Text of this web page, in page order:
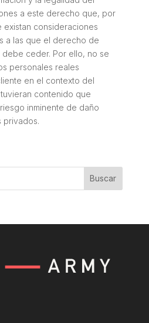
a este derecho que, por
consideraciones
a las que el derecho de
ceder. Por ello, no se
personales reales
en el contexto del
contenido que
inminente de daño
privados.
Buscar